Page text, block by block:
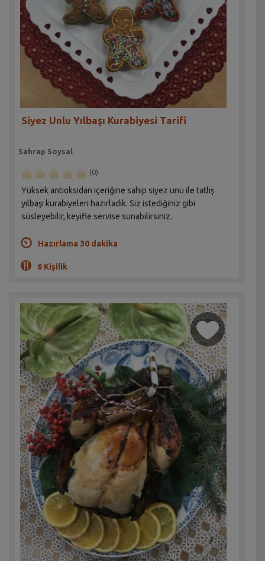
Siyez Unlu Yılbaşı Kurabiyesi Tarifi
Sahrap Soysal
(0)
Yüksek antioksidan içeriğine sahip siyez unu ile tatlış
yılbaşı kurabiyeleri hazırladık. Siz istediğiniz gibi
süsleyebilir, keyifle servise sunabilirsiniz.
Hazırlama 30 dakika
6 Kişilik